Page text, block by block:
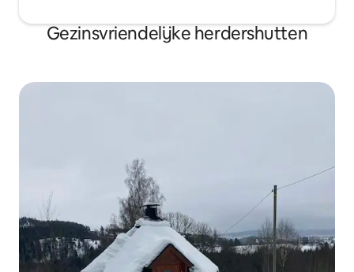
Gezinsvriendelijke herdershutten